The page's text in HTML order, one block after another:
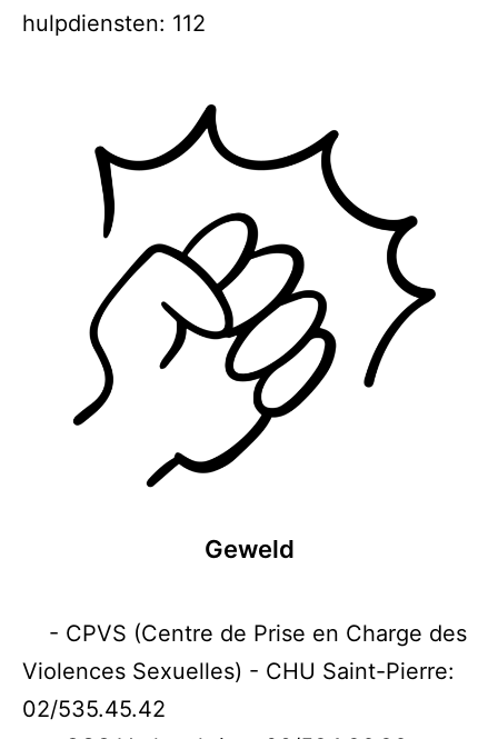
hulpdiensten: 112
Geweld
- CPVS (Centre de Prise en Charge des
Violences Sexuelles) - CHU Saint-Pierre:
02/535.45.42